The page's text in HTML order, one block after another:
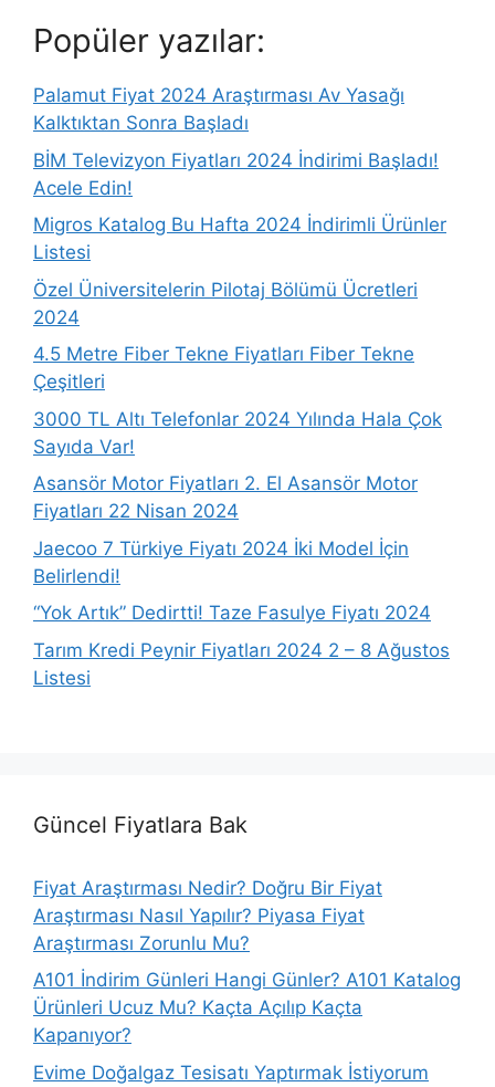
Popüler yazılar:
Palamut Fiyat 2024 Araştırması Av Yasağı
Kalktıktan Sonra Başladı
BİM Televizyon Fiyatları 2024 İndirimi Başladı!
Acele Edin!
Migros Katalog Bu Hafta 2024 İndirimli Ürünler
Listesi
Özel Üniversitelerin Pilotaj Bölümü Ücretleri
2024
4.5 Metre Fiber Tekne Fiyatları Fiber Tekne
Çeşitleri
3000 TL Altı Telefonlar 2024 Yılında Hala Çok
Sayıda Var!
Asansör Motor Fiyatları 2. El Asansör Motor
Fiyatları 22 Nisan 2024
Jaecoo 7 Türkiye Fiyatı 2024 İki Model İçin
Belirlendi!
“Yok Artık” Dedirtti! Taze Fasulye Fiyatı 2024
Tarım Kredi Peynir Fiyatları 2024 2 – 8 Ağustos
Listesi
Güncel Fiyatlara Bak
Fiyat Araştırması Nedir? Doğru Bir Fiyat
Araştırması Nasıl Yapılır? Piyasa Fiyat
Araştırması Zorunlu Mu?
A101 İndirim Günleri Hangi Günler? A101 Katalog
Ürünleri Ucuz Mu? Kaçta Açılıp Kaçta
Kapanıyor?
Evime Doğalgaz Tesisatı Yaptırmak İstiyorum